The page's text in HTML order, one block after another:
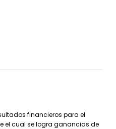
financieros para el
el cual se logra ganancias de